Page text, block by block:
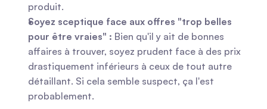
produit.
Soyez sceptique face aux offres "trop belles
pour être vraies" : Bien qu'il y ait de bonnes
affaires à trouver, soyez prudent face à des prix
drastiquement inférieurs à ceux de tout autre
détaillant. Si cela semble suspect, ça l'est
probablement.